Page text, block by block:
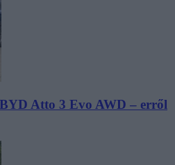
Atto 3 Evo AWD – erről